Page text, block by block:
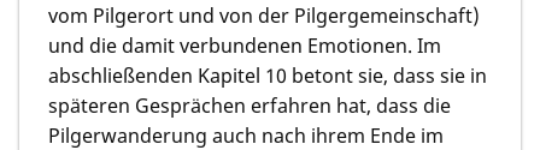
vom Pilgerort und von der Pilgergemeinschaft)
und die damit verbundenen Emotionen. Im
abschließenden Kapitel 10 betont sie, dass sie in
späteren Gesprächen erfahren hat, dass die
Pilgerwanderung auch nach ihrem Ende im